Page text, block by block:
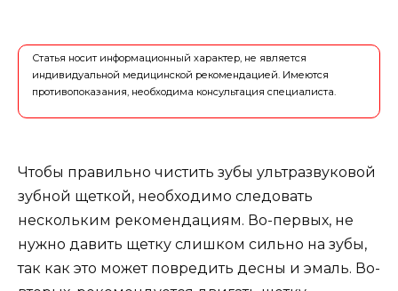
Статья носит информационный характер, не является
индивидуальной медицинской рекомендацией. Имеются
противопоказания, необходима консультация специалиста.
Чтобы правильно чистить зубы ультразвуковой
зубной щеткой, необходимо следовать
нескольким рекомендациям. Во-первых, не
нужно давить щетку слишком сильно на зубы,
так как это может повредить десны и эмаль. Во-